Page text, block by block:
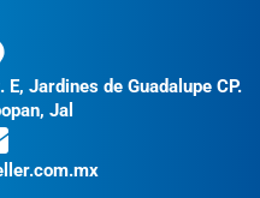
Jardines de Guadalupe CP.
Jal